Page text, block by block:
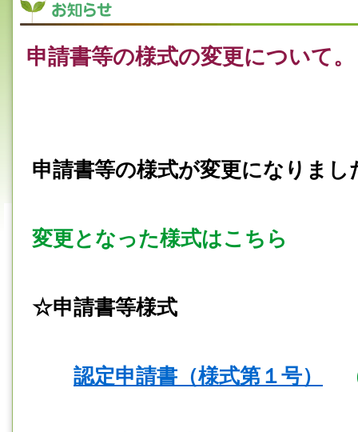
申請書等の様式の変更について。
申請書等の様式が変更になりまし
変更となった様式はこちら
☆申請書等様式
認定申請書（様式第１号）